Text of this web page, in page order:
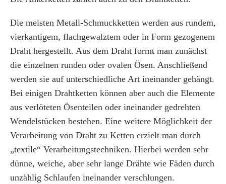
Die meisten Metall-Schmuckketten werden aus rundem,
vierkantigem, flachgewalztem oder in Form gezogenem
Draht hergestellt. Aus dem Draht formt man zunächst
die einzelnen runden oder ovalen Ösen. Anschließend
werden sie auf unterschiedliche Art ineinander gehängt.
Bei einigen Drahtketten können aber auch die Elemente
aus verlöteten Ösenteilen oder ineinander gedrehten
Wendelstücken bestehen. Eine weitere Möglichkeit der
Verarbeitung von Draht zu Ketten erzielt man durch
„textile“ Verarbeitungstechniken. Hierbei werden sehr
dünne, weiche, aber sehr lange Drähte wie Fäden durch
unzählig Schlaufen ineinander verschlungen.